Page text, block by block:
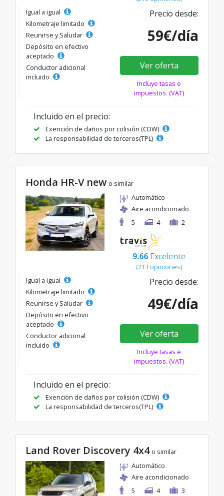
Igual a igual
Kilometraje limitado
Reunirse y Saludar
Depósito en efectivo
aceptado
Conductor adicional
incluido
Precio desde:
59€/día
Ver oferta
Incluye tasas e
impuestos. (VAT)
Incluido en el precio:
Exención de daños por colisión (CDW)
La responsabilidad de terceros(TPL)
Honda HR-V new o similar
Automático
Aire acondicionado
5
4 2
9.66 Excelente
(213 opiniones)
Igual a igual
Kilometraje limitado
Reunirse y Saludar
Depósito en efectivo
aceptado
Conductor adicional
incluido
Precio desde:
49€/día
Ver oferta
Incluye tasas e
impuestos. (VAT)
Incluido en el precio:
Exención de daños por colisión (CDW)
La responsabilidad de terceros(TPL)
Land Rover Discovery 4x4 o similar
Automático
Aire acondicionado
5
4 3